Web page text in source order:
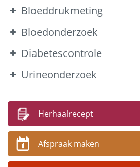
Medische informatie
Organisaties & instellingen
Thuisarts.nl
Contact
Bloeddrukmeting
Bloedonderzoek
Diabetescontrole
Urineonderzoek
Herhaalrecept
Afspraak maken